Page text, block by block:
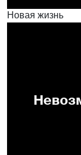
Новая жизнь